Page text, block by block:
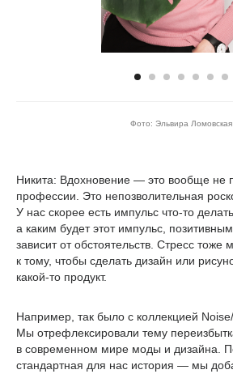
Фото: Эльвира Ломовская
Никита: Вдохновение — это вообще не
профессии. Это непозволительная
У нас скорее есть импульс что-то
а каким будет этот импульс,
зависит от обстоятельств. Стресс тоже
к тому, чтобы сделать дизайн или
какой-то продукт.
Например, так было с коллекцией
Мы отрефлексировали тему
в современном мире моды и дизайна.
стандартная для нас история — мы